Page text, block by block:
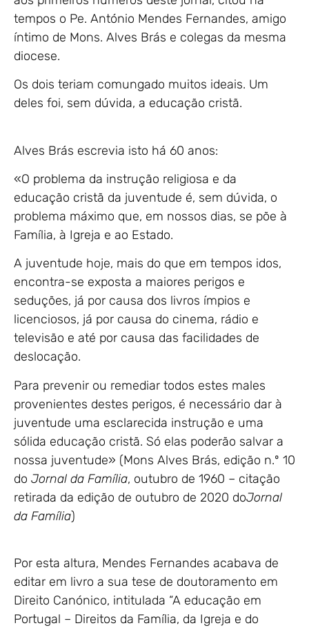
tempos o Pe. António Mendes Fernandes, amigo
íntimo de Mons. Alves Brás e colegas da mesma
diocese.
Os dois teriam comungado muitos ideais. Um
deles foi, sem dúvida, a educação cristã.
Alves Brás escrevia isto há 60 anos:
«O problema da instrução religiosa e da
educação cristã da juventude é, sem dúvida, o
problema máximo que, em nossos dias, se põe à
Família, à Igreja e ao Estado.
A juventude hoje, mais do que em tempos idos,
encontra-se exposta a maiores perigos e
seduções, já por causa dos livros ímpios e
licenciosos, já por causa do cinema, rádio e
televisão e até por causa das facilidades de
deslocação.
Para prevenir ou remediar todos estes males
provenientes destes perigos, é necessário dar à
juventude uma esclarecida instrução e uma
sólida educação cristã. Só elas poderão salvar a
nossa juventude» (Mons Alves Brás, edição n.º 10
do Jornal da Família, outubro de 1960 – citação
retirada da edição de outubro de 2020 doJornal
da Família)
Por esta altura, Mendes Fernandes acabava de
editar em livro a sua tese de doutoramento em
Direito Canónico, intitulada “A educação em
Portugal – Direitos da Família, da Igreja e do